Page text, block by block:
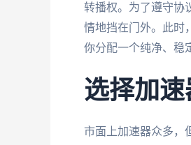
转播权。为了遵守协
情地挡在门外。此时
你分配一个纯净、稳
选择加速
市面上加速器众多，